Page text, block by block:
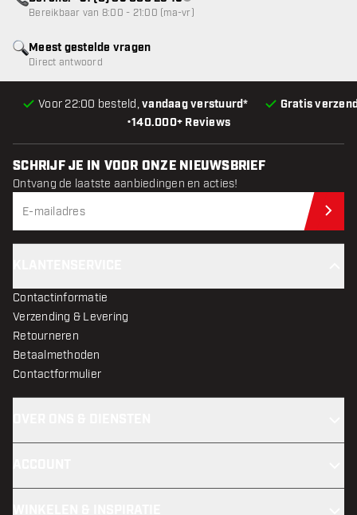
•140.000+ Reviews
Voor 22:00 besteld,vandaag verstuurd* Gratis
Meest gestelde vragen
Direct antwoord
Bereikbaar van 8:00 - 21:00 (ma-vr)
SCHRIJF JE IN VOOR ONZE NIEUWSBRIEF
Ontvang de laatste aanbiedingen en acties!
Contactinformatie
Verzending & Levering
Retourneren
Betaalmethoden
Contactformulier